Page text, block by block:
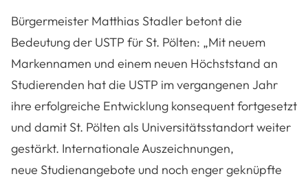
Bürgermeister Matthias Stadler betont die
Bedeutung der USTP für St. Pölten: „Mit neuem
Markennamen und einem neuen Höchststand an
Studierenden hat die USTP im vergangenen Jahr
ihre erfolgreiche Entwicklung konsequent fortgesetzt
und damit St. Pölten als Universitätsstandort weiter
gestärkt. Internationale Auszeichnungen,
neue Studienangebote und noch enger geknüpfte